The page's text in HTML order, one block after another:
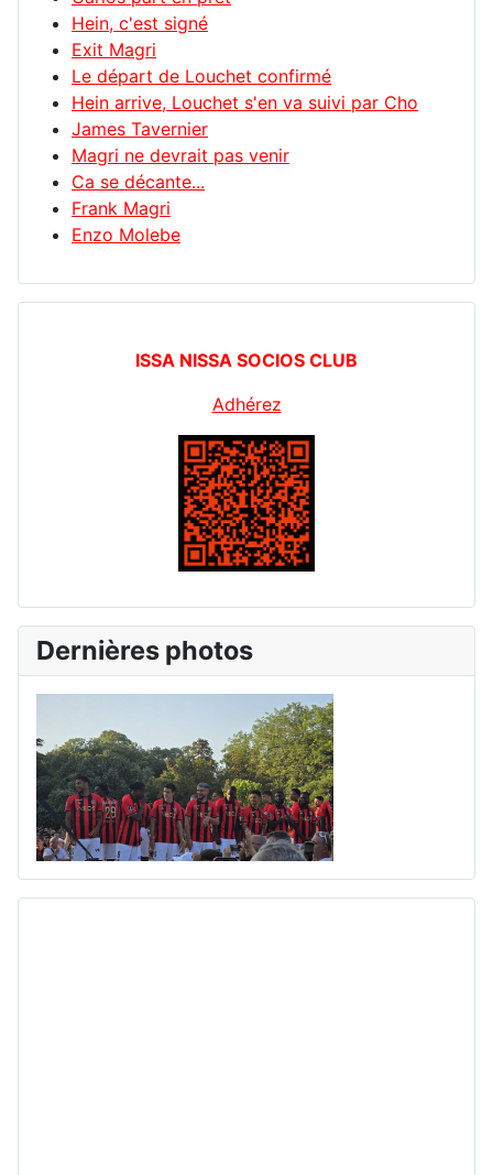
Hein, c'est signé
Exit Magri
Le départ de Louchet confirmé
Hein arrive, Louchet s'en va suivi par Cho
James Tavernier
Magri ne devrait pas venir
Ca se décante...
Frank Magri
Enzo Molebe
ISSA NISSA SOCIOS CLUB
Adhérez
Dernières photos